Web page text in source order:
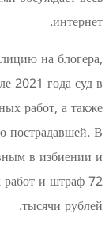
заявление в
дело. В июле
компенсацию
Бурима